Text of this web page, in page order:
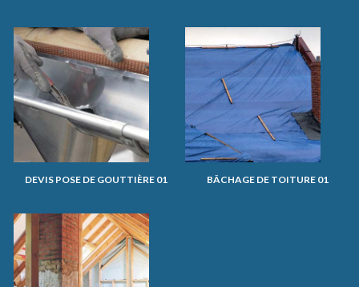
DEVIS POSE DE GOUTTIÈRE 01 BÂCHAGE DE TOITURE 01